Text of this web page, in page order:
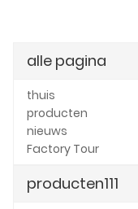
alle pagina
thuis
producten
nieuws
Factory Tour
producten111